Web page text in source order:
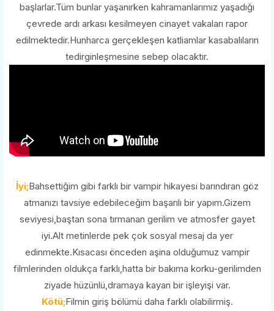
başlarlar.Tüm bunlar yaşanırken kahramanlarımız yaşadığı
çevrede ardı arkası kesilmeyen cinayet vakaları rapor
edilmektedir.Hunharca gerçekleşen katliamlar kasabalıların
tedirginleşmesine sebep olacaktır.
İyi;Bahsettiğim gibi farklı bir vampir hikayesi barındıran göz
atmanızı tavsiye edebileceğim başarılı bir yapım.Gizem
seviyesi,baştan sona tırmanan gerilim ve atmosfer gayet
iyi.Alt metinlerde pek çok sosyal mesaj da yer
edinmekte.Kısacası önceden aşina olduğumuz vampir
filmlerinden oldukça farklı,hatta bir bakıma korku-gerilimden
ziyade hüzünlü,dramaya kayan bir işleyişi var.
Kötü;Filmin giriş bölümü daha farklı olabilirmiş.